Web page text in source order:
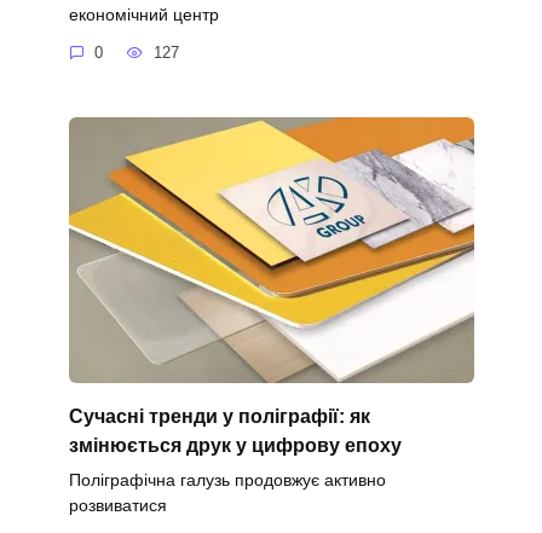
економічний центр
0 127
Сучасні тренди у поліграфії: як
змінюється друк у цифрову епоху
Поліграфічна галузь продовжує активно
розвиватися